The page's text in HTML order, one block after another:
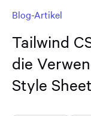
Blog-Artikel
Tailwind
die
Style